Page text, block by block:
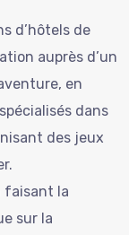
d’hôtels de
auprès d’un
en
dans
des jeux
faisant la
sur la